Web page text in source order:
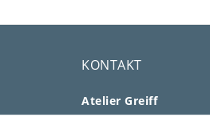
KONTAKT
Atelier Greiff